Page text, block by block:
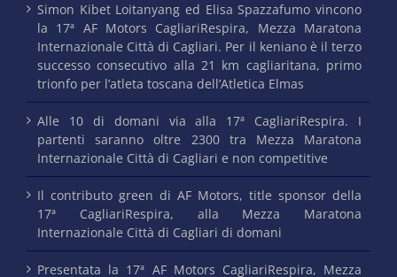
Simon Kibet Loitanyang ed Elisa Spazzafumo vincono
la 17ª AF Motors CagliariRespira, Mezza Maratona
Internazionale Città di Cagliari. Per il keniano è il terzo
successo consecutivo alla 21 km cagliaritana, primo
trionfo per l’atleta toscana dell’Atletica Elmas
Alle 10 di domani via alla 17ª CagliariRespira. I
partenti saranno oltre 2300 tra Mezza Maratona
Internazionale Città di Cagliari e non competitive
Il contributo green di AF Motors, title sponsor della
17ª CagliariRespira, alla Mezza Maratona
Internazionale Città di Cagliari di domani
Presentata la 17ª AF Motors CagliariRespira, Mezza